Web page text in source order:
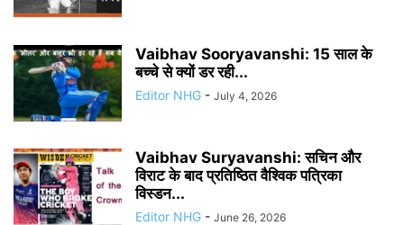
Vaibhav Sooryavanshi: 15 साल के
बच्चे से क्यों डर रही...
Editor NHG - July 4, 2026
Vaibhav Suryavanshi: सचिन और
विराट के बाद प्रतिष्ठित वैश्विक पत्रिका
विस्डन...
Editor NHG - June 26, 2026